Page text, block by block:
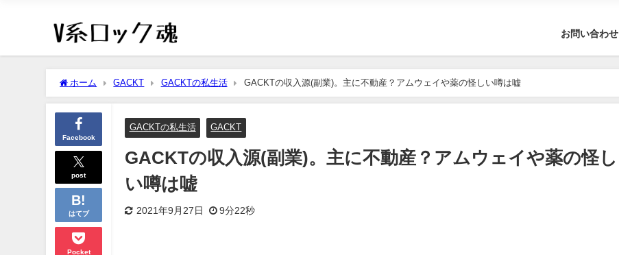
お問い合わせ
ホーム GACKT GACKTの私生活 GACKTの収入源(副業)。主に不動産？アムウェイや薬の怪しい噂は嘘
Facebook
post
はてブ
Pocket
GACKTの私生活 GACKT
GACKTの収入源(副業)。主に不動産？アムウェイや薬の怪し
い噂は嘘
2021年9月27日 9分22秒